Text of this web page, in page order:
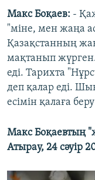
Макс Боқаев: -
"міне, мен жаңа
Қазақстанның
мақтанып
еді. Тарихта
деп қалар еді.
есімін қалаға
Макс Боқаевтың
Атырау, 24 сәуір